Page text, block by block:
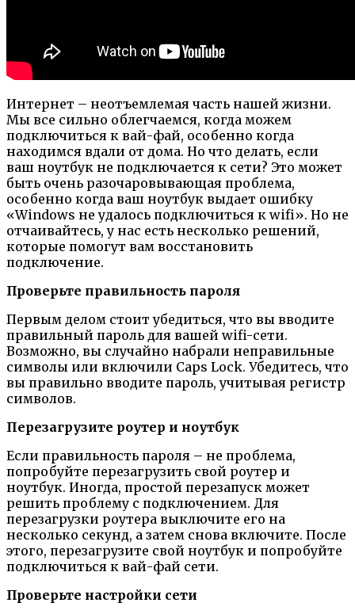
Интернет – неотъемлемая часть нашей жизни.
Мы все сильно облегчаемся, когда можем
подключиться к вай-фай, особенно когда
находимся вдали от дома. Но что делать, если
ваш ноутбук не подключается к сети? Это может
быть очень разочаровывающая проблема,
особенно когда ваш ноутбук выдает ошибку
«Windows не удалось подключиться к wifi». Но не
отчаивайтесь, у нас есть несколько решений,
которые помогут вам восстановить
подключение.
Проверьте правильность пароля
Первым делом стоит убедиться, что вы вводите
правильный пароль для вашей wifi-сети.
Возможно, вы случайно набрали неправильные
символы или включили Caps Lock. Убедитесь, что
вы правильно вводите пароль, учитывая регистр
символов.
Перезагрузите роутер и ноутбук
Если правильность пароля – не проблема,
попробуйте перезагрузить свой роутер и
ноутбук. Иногда, простой перезапуск может
решить проблему с подключением. Для
перезагрузки роутера выключите его на
несколько секунд, а затем снова включите. После
этого, перезагрузите свой ноутбук и попробуйте
подключиться к вай-фай сети.
Проверьте настройки сети